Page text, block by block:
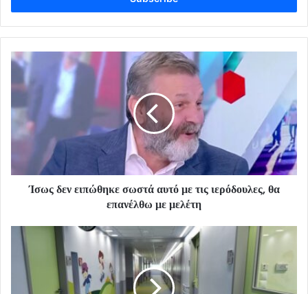
Ίσως δεν ειπώθηκε σωστά αυτό με τις ιερόδουλες, θα
επανέλθω με μελέτη